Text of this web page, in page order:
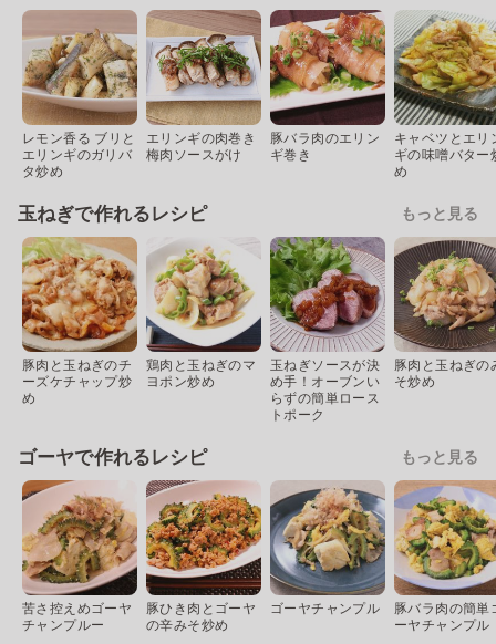
レモン香る ブリと
エリンギのガリバ
タ炒め
エリンギの肉巻き
梅肉ソースがけ
豚バラ肉のエリン
ギ巻き
キャベツとエリ
ギの味噌バター
め
玉ねぎで作れるレシピ もっと見る
豚肉と玉ねぎのチ
ーズケチャップ炒
め
鶏肉と玉ねぎのマ
ヨポン炒め
玉ねぎソースが決
め手！オーブンい
らずの簡単ロース
トポーク
豚肉と玉ねぎの
そ炒め
ゴーヤで作れるレシピ もっと見る
苦さ控えめゴーヤ
チャンプルー
豚ひき肉とゴーヤ
の辛みそ炒め
ゴーヤチャンプル
豚バラ肉の簡単
ーヤチャンプル